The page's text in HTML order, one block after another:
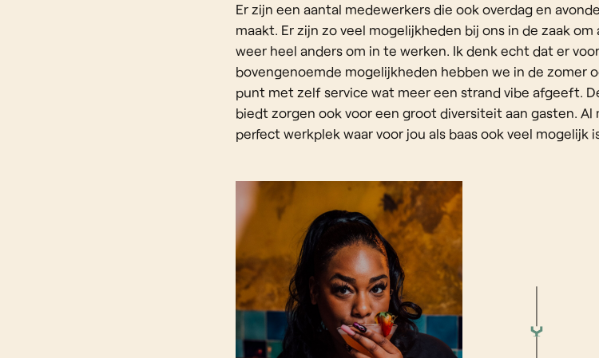
Er zijn een aantal medewerkers die ook overdag en
maakt. Er zijn zo veel mogelijkheden bij ons in de zaak
weer heel anders om in te werken. Ik denk echt dat er
bovengenoemde mogelijkheden hebben we in de zomer
punt met zelf service wat meer een strand vibe afgeeft.
biedt zorgen ook voor een groot diversiteit aan gasten.
perfect werkplek waar voor jou als baas ook veel mogelijk